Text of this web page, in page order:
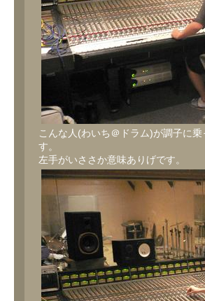
こんな人(わいち＠ドラム)が調子に
す。
左手がいささか意味ありげです。